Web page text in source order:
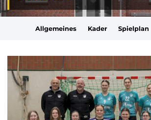
Allgemeines Kader Spielplan